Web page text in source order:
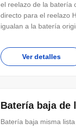
el reelazo de la batería
directo para el reelazo
igualan a la batería
Ver detalles
Batería baja de
Batería baja misma